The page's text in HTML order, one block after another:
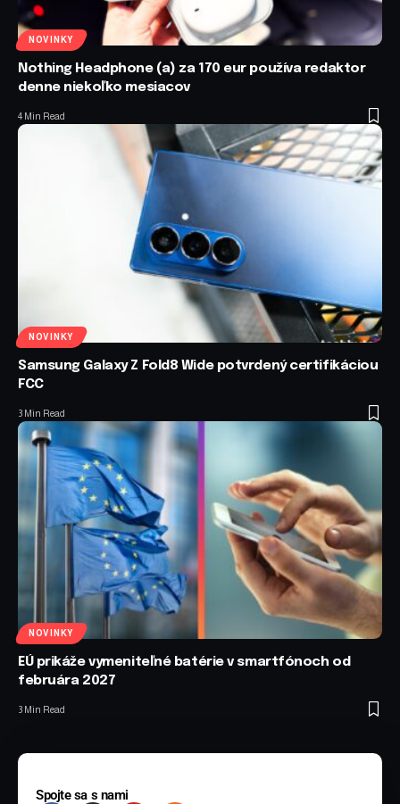
NOVINKY
Nothing Headphone (a) za 170 eur používa redaktor
denne niekoľko mesiacov
4 Min Read
NOVINKY
Samsung Galaxy Z Fold8 Wide potvrdený certifikáciou
FCC
3 Min Read
NOVINKY
EÚ prikáže vymeniteľné batérie v smartfónoch od
februára 2027
3 Min Read
Spojte sa s nami